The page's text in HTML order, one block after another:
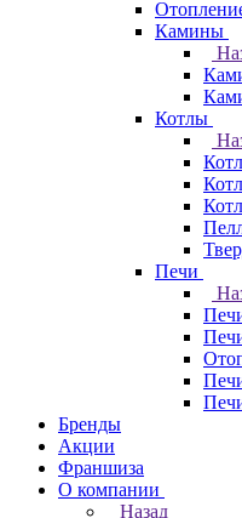
Камины
Котлы
Печи
Бренды
Акции
Франшиза
О компании
Назад